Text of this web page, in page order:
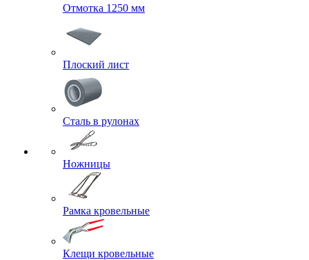
Отмотка 1250 мм
Плоский лист
Сталь в рулонах
Ножницы
Рамка кровельные
Клещи кровельные